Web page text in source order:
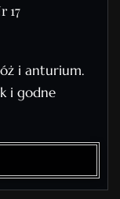
17
i anturium.
i godne